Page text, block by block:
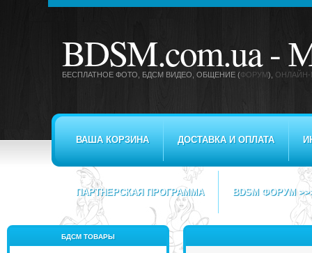
BDSM.com.ua -
БЕСПЛАТНОЕ ФОТО, БДСМ ВИДЕО , ОБЩЕНИЕ (ФОРУМ), ОНЛАЙН-
ВАША КОРЗИНА ДОСТАВКА И ОПЛАТА
ПАРТНЕРСКАЯ ПРОГРАММА BDSM ФОРУМ
БДСМ ТОВАРЫ